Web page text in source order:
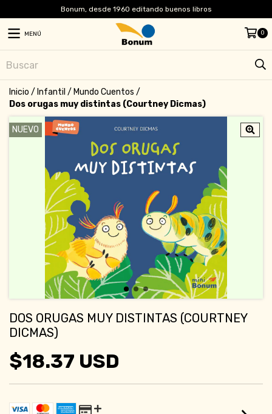
Bonum, desde 1960 editando buenos libros
MENÚ 0
Inicio / Infantil / Mundo Cuentos /
Dos orugas muy distintas (Courtney Dicmas)
NUEVO
DOS ORUGAS MUY DISTINTAS (COURTNEY
DICMAS)
$18.37 USD